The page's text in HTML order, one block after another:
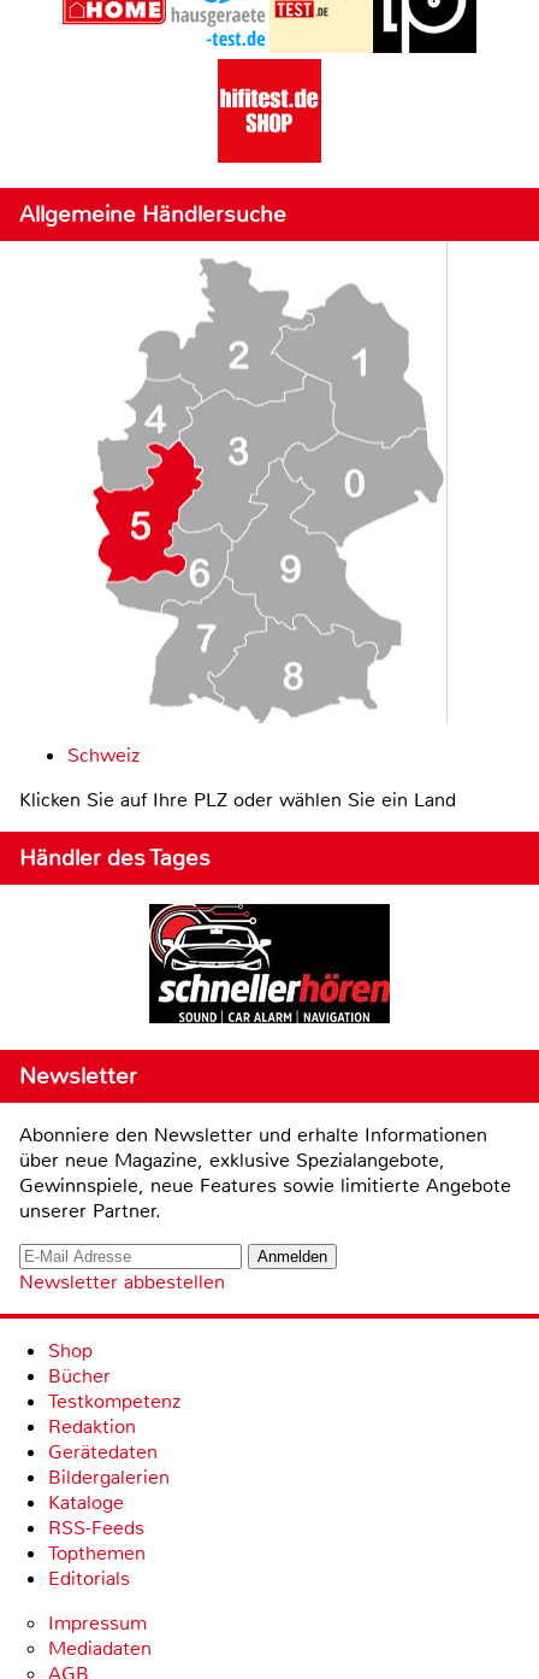
Allgemeine Händlersuche
Schweiz
Klicken Sie auf Ihre PLZ oder wählen Sie ein Land
Händler des Tages
Newsletter
Abonniere den Newsletter und erhalte Informationen
über neue Magazine, exklusive Spezialangebote,
Gewinnspiele, neue Features sowie limitierte Angebote
unserer Partner.
Newsletter abbestellen
Shop
Bücher
Testkompetenz
Redaktion
Gerätedaten
Bildergalerien
Kataloge
RSS-Feeds
Topthemen
Editorials
Impressum
Mediadaten
AGB